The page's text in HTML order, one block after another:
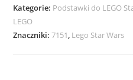
Sith
Infitrator
Kategorie: Podstawki do LEGO
LEGO
Znaczniki:7151, Lego Star Wars